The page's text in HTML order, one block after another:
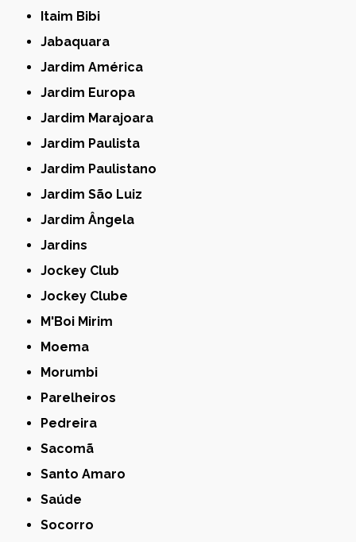
Itaim Bibi
Jabaquara
Jardim América
Jardim Europa
Jardim Marajoara
Jardim Paulista
Jardim Paulistano
Jardim São Luiz
Jardim Ângela
Jardins
Jockey Club
Jockey Clube
M'Boi Mirim
Moema
Morumbi
Parelheiros
Pedreira
Sacomã
Santo Amaro
Saúde
Socorro